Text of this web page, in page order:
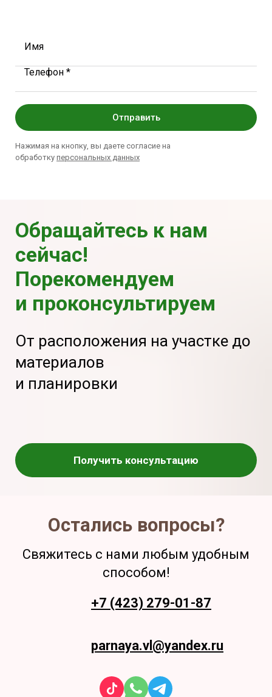
Имя
Телефон *
Отправить
Нажимая на кнопку, вы даете согласие на
обработку персональных данных
Обращайтесь к нам
сейчас!
Порекомендуем
и проконсультируем
От расположения на участке до
материалов
и планировки
Получить консультацию
Остались вопросы?
Свяжитесь с нами любым удобным
способом!
+7 (423) 279-01-87
parnaya.vl@yandex.ru